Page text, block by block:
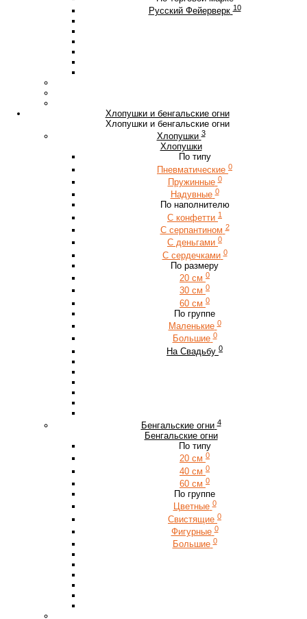
Русский Фейерверк 10
Хлопушки и бенгальские огни
Хлопушки и бенгальские огни
Хлопушки 3
Хлопушки
По типу
Пневматические 0
Пружинные 0
Надувные 0
По наполнителю
С конфетти 1
С серпантином 2
С деньгами 0
С сердечками 0
По размеру
20 см 0
30 см 0
60 см 0
По группе
Маленькие 0
Большие 0
На Свадьбу 0
Бенгальские огни 4
Бенгальские огни
По типу
20 см 0
40 см 0
60 см 0
По группе
Цветные 0
Свистящие 0
Фигурные 0
Большие 0